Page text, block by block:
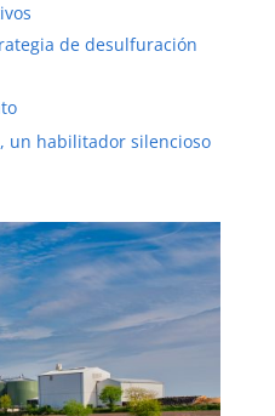
de desulfuración
un habilitador silencioso